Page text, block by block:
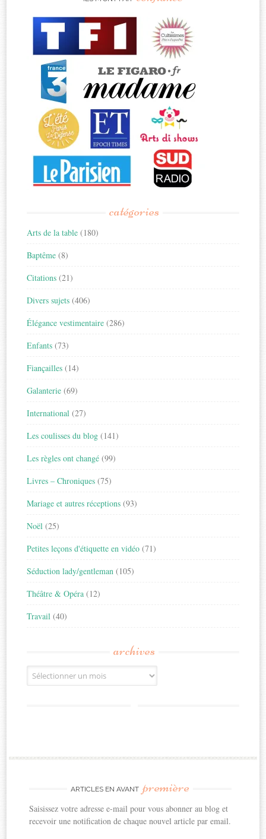
catégories
Arts de la table (180)
Baptême (8)
Citations (21)
Divers sujets (406)
Élégance vestimentaire (286)
Enfants (73)
Fiançailles (14)
Galanterie (69)
International (27)
Les coulisses du blog (141)
Les règles ont changé (99)
Livres – Chroniques (75)
Mariage et autres réceptions (93)
Noël (25)
Petites leçons d'étiquette en vidéo (71)
Séduction lady/gentleman (105)
Théâtre & Opéra (12)
Travail (40)
archives
Archives
ARTICLES EN AVANT première
Saisissez votre adresse e-mail pour vous abonner au blog et
recevoir une notification de chaque nouvel article par email.